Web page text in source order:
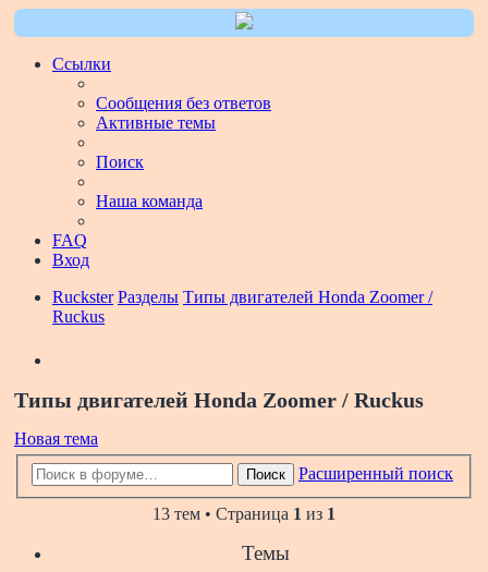
Ссылки
Сообщения без ответов
Активные темы
Поиск
Наша команда
FAQ
Вход
Ruckster Разделы Типы двигателей Honda Zoomer /
Ruckus
Типы двигателей Honda Zoomer / Ruckus
Новая тема
Поиск Расширенный поиск
13 тем • Страница 1 из 1
Темы